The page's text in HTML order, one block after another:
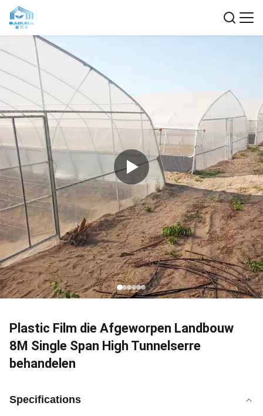
Plastic Film die Afgeworpen Landbouw
8M Single Span High Tunnelserre
behandelen
Specifications